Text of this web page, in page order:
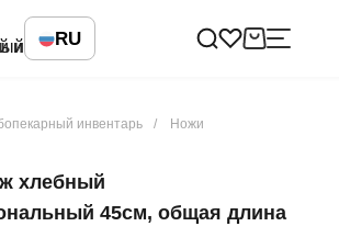
RU
инвентарь Ножи
хлебный
45см, общая длина